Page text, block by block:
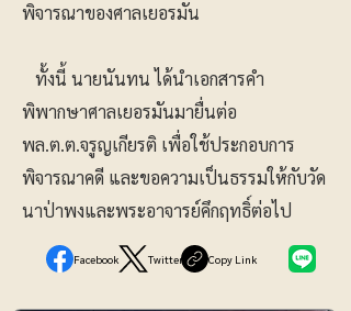
พิจารณาของศาลเยอรมัน
ทั้งนี้ นายนันทน ได้นำเอกสารคำ
พิพากษาศาลเยอรมันมายื่นต่อ
พล.ต.ต.จรูญเกียรติ เพื่อใช้ประกอบการ
พิจารณาคดี และขอความเป็นธรรมให้กับวัด
นาป่าพงและพระอาจารย์คึกฤทธิ์ต่อไป
Facebook Twitter Copy Link